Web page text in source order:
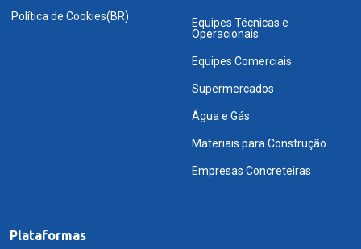
Política de Cookies(BR)
Equipes Técnicas e
Operacionais
Equipes Comerciais
Supermercados
Água e Gás
Materiais para Construção
Empresas Concreteiras
Plataformas